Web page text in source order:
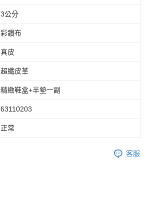
3公分
彩鑽布
真皮
超纖皮革
精緻鞋盒+半墊一副
63110203
正常
客服